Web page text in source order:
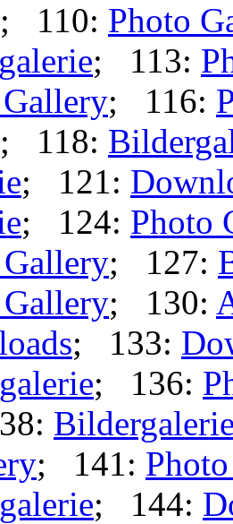
; 110: Photo
; 113:
; 116:
; 118:
; 121:
; 124: Photo
; 127:
; 130:
; 133:
; 136:
; 141:
; 144: